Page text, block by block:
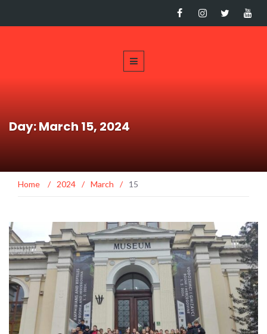
Day: March 15, 2024
Home / 2024 / March / 15